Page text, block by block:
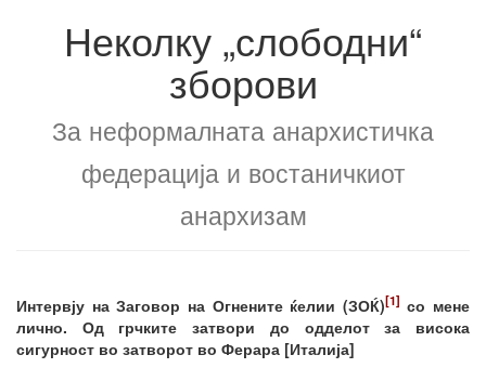
Неколку „слободни“
зборови
За неформалната анархистичка
федерација и востаничкиот
анархизам
Интервју на Заговор на Огнените ќелии (ЗОЌ)[1] со мене
лично. Од грчките затвори до одделот за висока
сигурност во затворот во Ферара [Италија]